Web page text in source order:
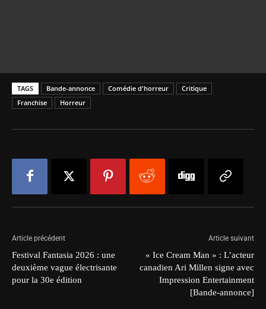
TAGS Bande-annonce Comédie d'horreur
Critique
Franchise
Horreur
Article précédent
Festival Fantasia 2026 : une
deuxième vague électrisante
pour la 30e édition
Article suivant
« Ice Cream Man » : L’acteur
canadien Ari Millen signe avec
Impression Entertainment
[Bande-annonce]